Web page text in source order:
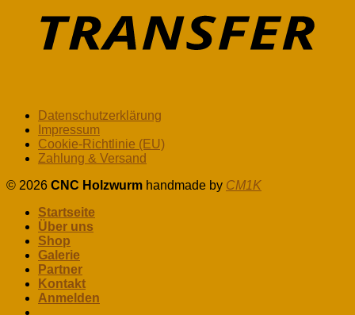
Datenschutzerklärung
Impressum
Cookie-Richtlinie (EU)
Zahlung & Versand
© 2026 CNC Holzwurm handmade by CM1K
Startseite
Über uns
Shop
Galerie
Partner
Kontakt
Anmelden